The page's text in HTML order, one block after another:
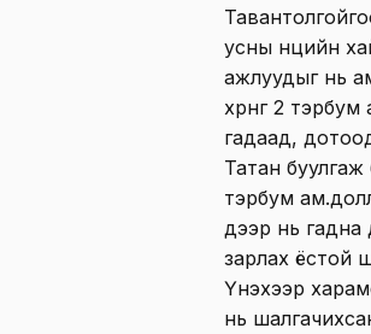
усны нөөцийн
ажлуудыг нь
хөрөнгөө 2
гадаад,
Татан
тэрбум
дээр нь гадна
зарлах ёстой
Үнэхээр
нь